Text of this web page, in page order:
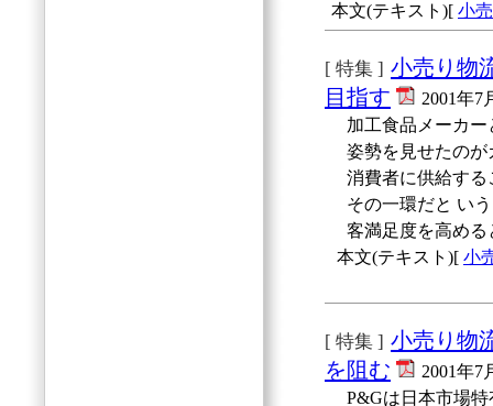
本文(テキスト)[ 小
[ 特集 ] 小売り物
目指す
2001年7
加工食品メーカ
姿勢を見せたの
消費者に供給す
その一環だと い
客満足度を高め
本文(テキスト)[ 小
[ 特集 ] 小売り物
を阻む
2001年7
P&Gは日本市場